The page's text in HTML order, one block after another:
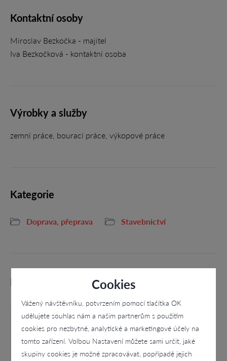
Cookies
Vážený návštěvníku, potvrzením pomocí tlačítka OK
udělujete souhlas nám a našim partnerům s použitím
cookies pro nezbytné, analytické a marketingové účely na
tomto zařízení. Volbou Nastavení můžete sami určit, jaké
skupiny cookies je možné zpracovávat, popřípadě jejich
Kontaktní osoby
Miroslav Bezkočka - majitel
Iva Bezkočková - kontaktní osoba
Výrobky a služby
zemní práce, bourací práce, výkopové práce
Kategorie
Doprava, přeprava Stavebnictví
Podobné firmy